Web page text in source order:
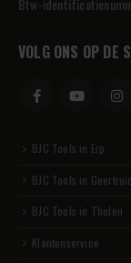
Btw-
VOLG ONS OP DE
BJC Tools in Erp
BJC Tools in
BJC Tools in Tholen
Klantenservice